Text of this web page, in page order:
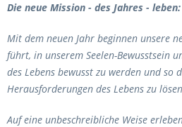
Die neue Mission - des Jahres - leben:
Mit dem neuen Jahr beginnen unsere
führt, in unserem Seelen-Bewusstsein
des Lebens bewusst zu werden und so
Herausforderungen des Lebens zu
Auf eine unbeschreibliche Weise